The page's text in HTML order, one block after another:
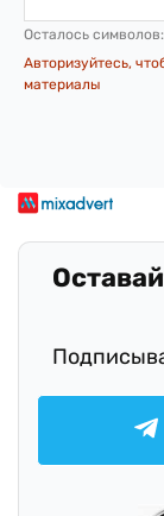
Осталось символов:
Авторизуйтесь,
материалы